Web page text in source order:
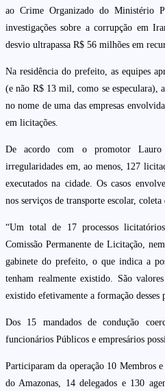
ao Crime Organizado do Ministério
investigações sobre a corrupção em
desvio ultrapassa R$ 56 milhões em
Na residência do prefeito, as equipes
(e não R$ 13 mil, como se especulara),
no nome de uma das empresas
em licitações.
De acordo com o promotor Lauro
irregularidades em, ao menos, 127
executados na cidade. Os casos
nos serviços de transporte escolar,
“Um total de 17 processos
Comissão Permanente de Licitação,
gabinete do prefeito, o que indica a
tenham realmente existido. São
existido efetivamente a formação desses
Dos 15 mandados de condução
funcionários Públicos e empresários
Participaram da operação 10 Membros
do Amazonas, 14 delegados e 130